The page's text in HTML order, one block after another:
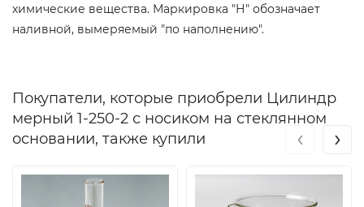
химические вещества. Маркировка "Н" обозначает
наливной, вымеряемый "по наполнению".
Покупатели, которые приобрели Цилиндр
мерный 1-250-2 с носиком на стеклянном
основании, также купили
‹ ›